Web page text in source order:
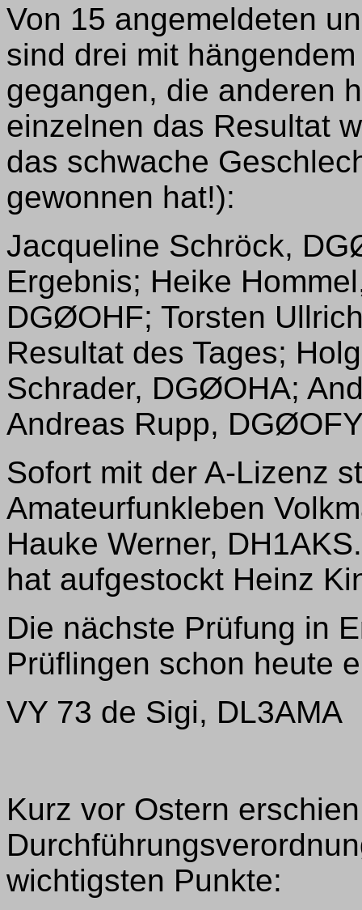
Von 15 angemeldeten
sind drei mit
gegangen, die anderen
einzelnen das Resultat
das schwache
gewonnen hat!):
Jacqueline Schröck,
Ergebnis; Heike
DGØOHF; Torsten
Resultat des Tages;
Schrader, DGØOHA;
Andreas Rupp,
Sofort mit der A-Lizenz
Amateurfunkleben
Hauke Werner,
hat aufgestockt Heinz
Die nächste Prüfung in
Prüflingen schon heute
VY 73 de Sigi, DL3AMA
Kurz vor Ostern
wichtigsten Punkte: